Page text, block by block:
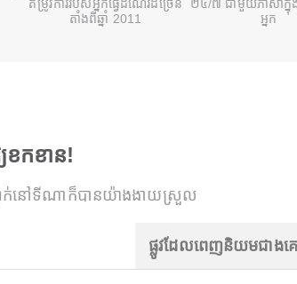
តម្រូវការរបស់អ្នកធ្វើដំណើរដ៏ច្រើន
តាំងពីឆ្នាំ 2011
២៤/៧ ជាមួយភាសាក្
អ្នក
ខកខាន!
ក់នៅទីណាក៏បានយ៉ាងងាយស្រួល
ផ្លូវដែលពេញនិយមជាងគេ